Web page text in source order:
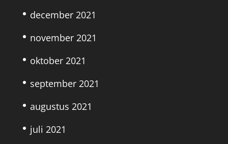
december 2021
november 2021
oktober 2021
september 2021
augustus 2021
juli 2021